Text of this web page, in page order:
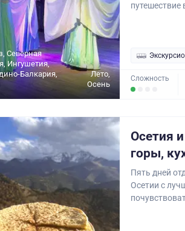
Северная
Ингушетия,
Балкария,
Лето,
Осень
Сложность
Осетия
горы,
Пять дней
Осетии с